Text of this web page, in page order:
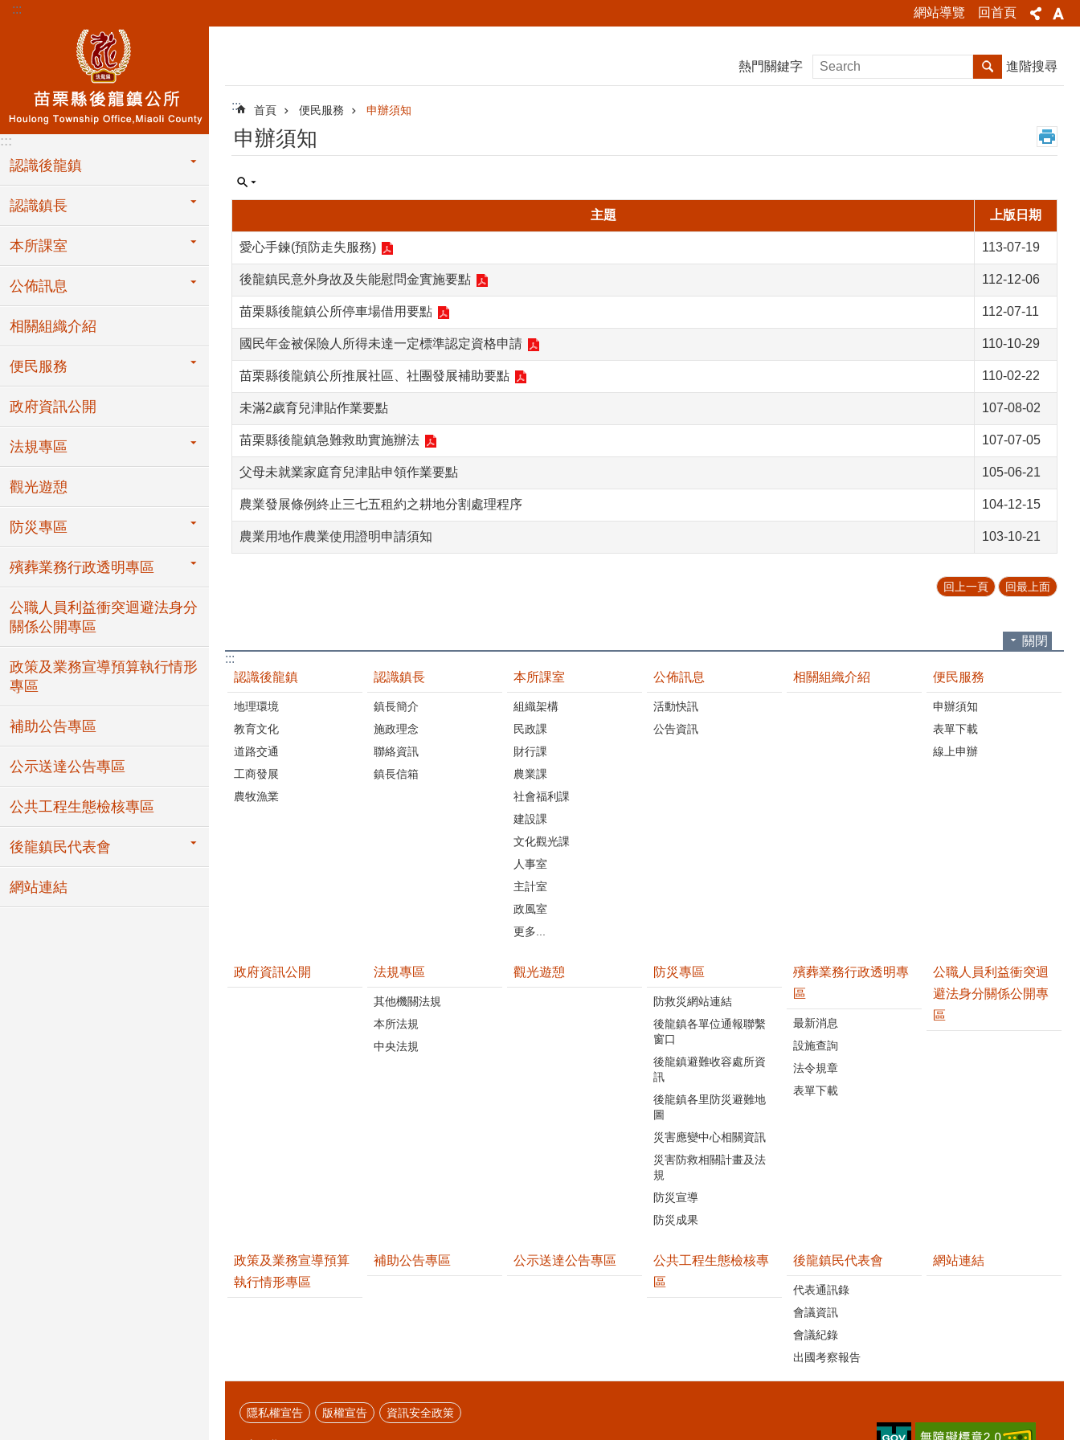
跳到主要內容區塊
::: 網站導覽 回首頁
:::
認識後龍鎮
認識鎮長
本所課室
公佈訊息
相關組織介紹
便民服務
政府資訊公開
法規專區
觀光遊憩
防災專區
殯葬業務行政透明專區
公職人員利益衝突迴避法身分
關係公開專區
政策及業務宣導預算執行情形
專區
補助公告專區
公示送達公告專區
公共工程生態檢核專區
後龍鎮民代表會
網站連結
熱門關鍵字 進階搜尋
::: 首頁 便民服務 申辦須知
申辦須知
主題 上版日期
愛心手鍊(預防走失服務) 113-07-19
後龍鎮民意外身故及失能慰問金實施要點 112-12-06
苗栗縣後龍鎮公所停車場借用要點 112-07-11
國民年金被保險人所得未達一定標準認定資格申請 110-10-29
苗栗縣後龍鎮公所推展社區、社團發展補助要點 110-02-22
未滿2歲育兒津貼作業要點 107-08-02
苗栗縣後龍鎮急難救助實施辦法 107-07-05
父母未就業家庭育兒津貼申領作業要點 105-06-21
農業發展條例終止三七五租約之耕地分割處理程序 104-12-15
農業用地作農業使用證明申請須知 103-10-21
回上一頁 回最上面
關閉
:::
認識後龍鎮
地理環境
教育文化
道路交通
工商發展
農牧漁業
認識鎮長
鎮長簡介
施政理念
聯絡資訊
鎮長信箱
本所課室
組織架構
民政課
財行課
農業課
社會福利課
建設課
文化觀光課
人事室
主計室
政風室
更多...
公佈訊息
活動快訊
公告資訊
相關組織介紹 便民服務
申辦須知
表單下載
線上申辦
政府資訊公開 法規專區
其他機關法規
本所法規
中央法規
觀光遊憩 防災專區
防救災網站連結
後龍鎮各單位通報聯繫
窗口
後龍鎮避難收容處所資
訊
後龍鎮各里防災避難地
圖
災害應變中心相關資訊
災害防救相關計畫及法
規
防災宣導
防災成果
殯葬業務行政透明專
區
最新消息
設施查詢
法令規章
表單下載
公職人員利益衝突迴
避法身分關係公開專
區
政策及業務宣導預算
執行情形專區
補助公告專區 公示送達公告專區
公共工程生態檢核專
區
後龍鎮民代表會
代表通訊錄
會議資訊
會議紀錄
出國考察報告
網站連結
隱私權宣告 版權宣告 資訊安全政策